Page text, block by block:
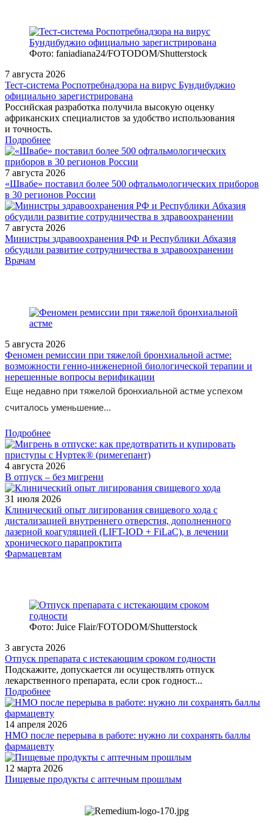
Фото: faniadiana24/FOTODOM/Shutterstock
7 августа 2026
Тест‑система Роспотребнадзора на вирус Бундибуджио
официально зарегистрирована
Российская разработка получила высокую оценку
африканских специалистов за удобство использования
и точность.
Подробнее
7 августа 2026
«Швабе» поставил более 500 офтальмологических приборов
в 30 регионов России
7 августа 2026
Министры здравоохранения РФ и Республики Абхазия
обсудили развитие сотрудничества в здравоохранении
/measures/Nauchno-prakticheskaya-konferentsiya-Kognitivnoe-z/
Врачам
5 августа 2026
Феномен ремиссии при тяжелой бронхиальной астме:
возможности генно-инженерной биологической терапии и
нерешенные вопросы верификации
Еще недавно при тяжелой бронхиальной астме успехом
считалось уменьшение...
Подробнее
4 августа 2026
В отпуск – без мигрени
31 июля 2026
Клинический опыт лигирования свищевого хода с
дистализацией внутреннего отверстия, дополненного
лазерной коагуляцией (LIFT-IOD + FiLaC), в лечении
хронического парапроктита
Фармацевтам
Фото: Juice Flair/FOTODOM/Shutterstoсk
3 августа 2026
Отпуск препарата с истекающим сроком годности
Подскажите, допускается ли осуществлять отпуск
лекарственного препарата, если срок годност...
Подробнее
14 апреля 2026
НМО после перерыва в работе: нужно ли сохранять баллы
фармацевту
12 марта 2026
Пищевые продукты с аптечным прошлым